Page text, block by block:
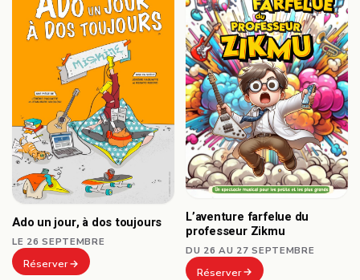
Ado un jour, à dos toujours
LE 26 SEPTEMBRE
Réserver
L’aventure farfelue du
professeur Zikmu
DU 26 AU 27 SEPTEMBRE
Réserver